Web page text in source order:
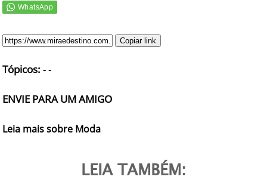
Copiar link
Tópicos: --
ENVIE PARA UM AMIGO
Leia mais sobre Moda
LEIA TAMBÉM: